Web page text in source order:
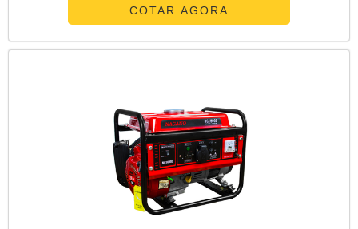
uso de materiais de primeira linha.MAIS INFORMAÇÕES
SOBRE OS TIPOS DE MANUTENÇÃOVale ressaltar que a
manutenção preventiva deve ser realizada
COTAR AGORA